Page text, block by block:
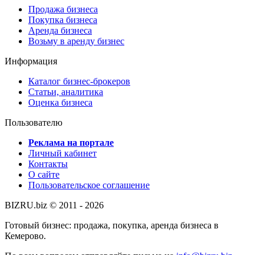
Продажа бизнеса
Покупка бизнеса
Аренда бизнеса
Возьму в аренду бизнес
Информация
Каталог бизнес-брокеров
Статьи, аналитика
Оценка бизнеса
Пользователю
Реклама на портале
Личный кабинет
Контакты
О сайте
Пользовательское соглашение
BIZRU.biz © 2011 - 2026
Готовый бизнес: продажа, покупка, аренда бизнеса в
Кемерово.